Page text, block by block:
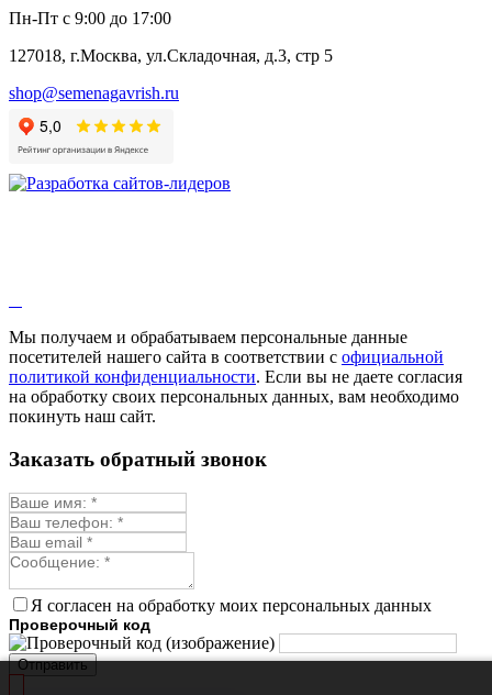
Анис
Бессмертник
Валериана
Валерианелла
Гибискус лекарственный
Девясил
Душица
Змееголовник
Мыльнянка
Мята
Овсяный корень
Огуречная трава
Пустырник
Репешок
Синюха
Смесь лекарственных
Стевия
Тимьян ползучий (чабрец)
Фенхель лекарственный
Цикорий лекарственный
Пн-Пт с 9:00 до 17:00
127018, г.Москва, ул.Складочная, д.3, стр 5
shop@semenagavrish.ru
Мы получаем и обрабатываем персональные данные
посетителей нашего сайта в соответствии с официальной
политикой конфиденциальности. Если вы не даете согласия
на обработку своих персональных данных, вам необходимо
покинуть наш сайт.
Заказать обратный звонок
Я согласен на обработку моих персональных данных
Проверочный код
Отправить